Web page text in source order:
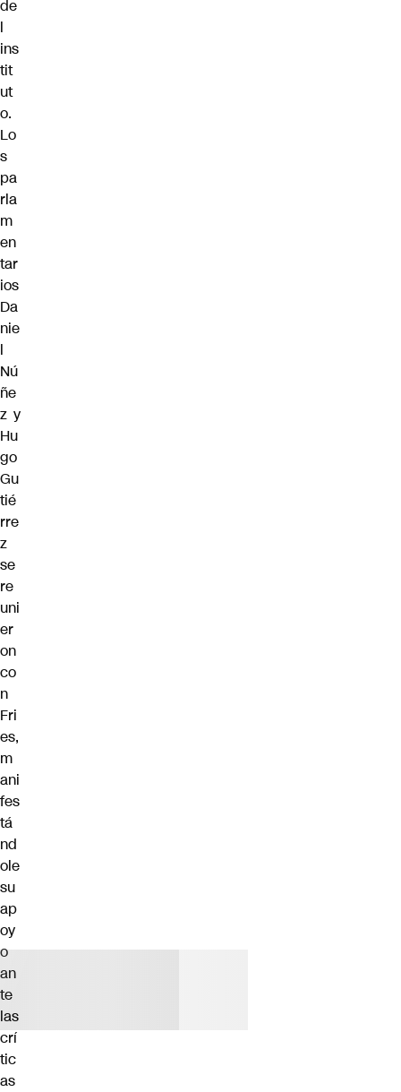
de
l
ins
tit
ut
o.
Lo
s
pa
rla
m
en
tar
ios
Da
nie
l
Nú
ñe
z y
Hu
go
Gu
tié
rre
z
se
re
uni
er
on
co
n
Fri
es,
m
ani
fes
tá
nd
ole
su
ap
oy
o
an
te
las
crí
tic
as